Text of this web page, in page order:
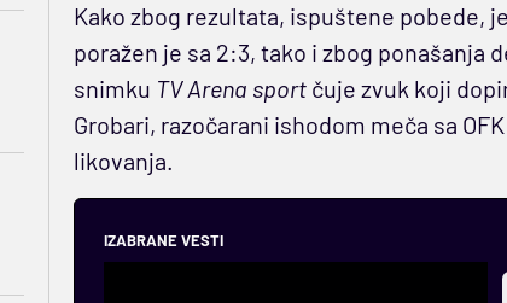
Kako zbog rezultata, ispuštene pobede,
poražen je sa 2:3, tako i zbog ponašanja
snimku TV Arena sportčuje zvuk koji
Grobari, razočarani ishodom meča sa
likovanja.
IZABRANE VESTI